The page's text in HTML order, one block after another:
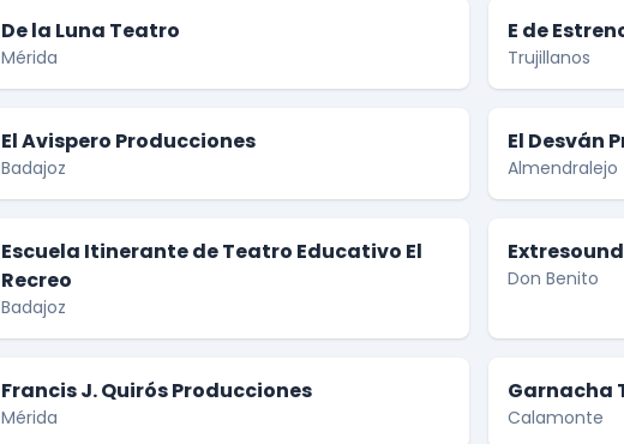
De la Luna Teatro
Mérida
E de
Trujillanos
El Avispero Producciones
Badajoz
El Desván
Almendralejo
Escuela Itinerante de Teatro Educativo El
Recreo
Badajoz
Don Benito
Francis J. Quirós Producciones
Mérida
Garnacha
Calamonte